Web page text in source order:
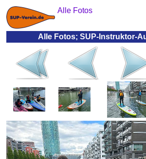
Alle Fotos
Alle Fotos; SUP-Instruktor-